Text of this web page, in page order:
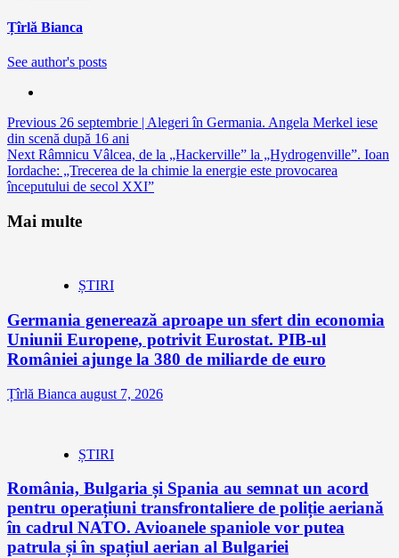
Țîrlă Bianca
See author's posts
Continue
Reading
Previous 26 septembrie | Alegeri în Germania. Angela Merkel iese
din scenă după 16 ani
Next Râmnicu Vâlcea, de la „Hackerville” la „Hydrogenville”. Ioan
Iordache: „Trecerea de la chimie la energie este provocarea
începutului de secol XXI”
Mai multe
ȘTIRI
Germania generează aproape un sfert din economia
Uniunii Europene, potrivit Eurostat. PIB-ul
României ajunge la 380 de miliarde de euro
Țîrlă Bianca august 7, 2026
ȘTIRI
România, Bulgaria și Spania au semnat un acord
pentru operațiuni transfrontaliere de poliție aeriană
în cadrul NATO. Avioanele spaniole vor putea
patrula și în spațiul aerian al Bulgariei